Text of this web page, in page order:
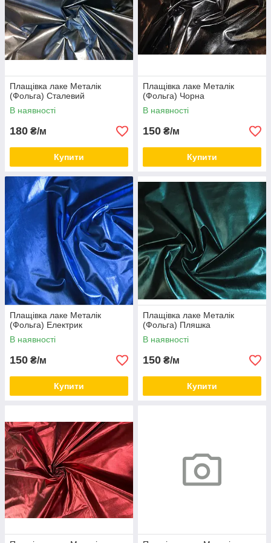
Плащівка лаке Металік
(Фольга) Сталевий
В наявності
180 ₴/м
Купити
Плащівка лаке Металік
(Фольга) Чорна
В наявності
150 ₴/м
Купити
Плащівка лаке Металік
(Фольга) Електрик
В наявності
150 ₴/м
Купити
Плащівка лаке Металік
(Фольга) Пляшка
В наявності
150 ₴/м
Купити